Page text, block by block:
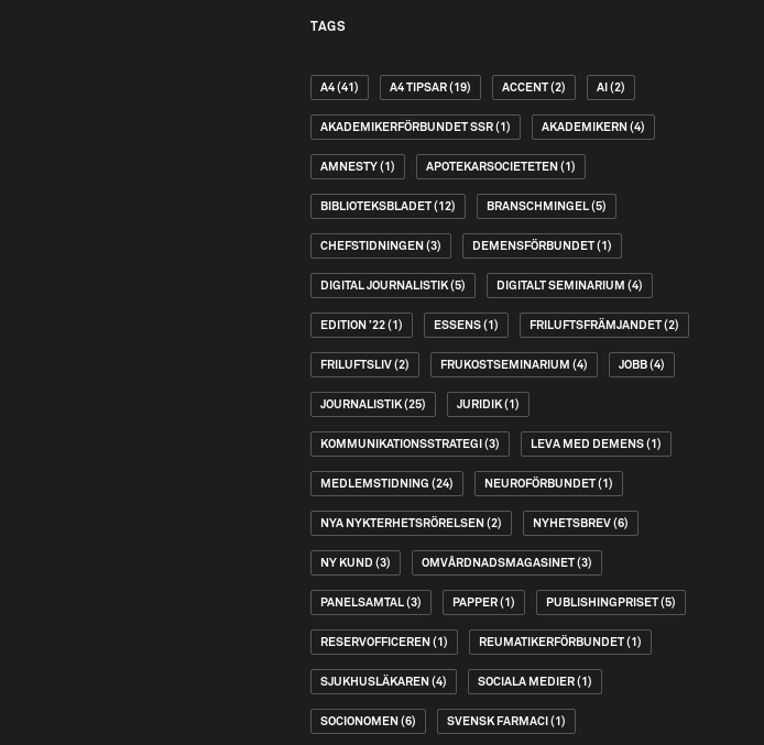
TAGS
A4(41) A4 TIPSAR(19) ACCENT(2) AI (2)
AKADEMIKERFÖRBUNDET SSR(1) AKADEMIKERN (4)
AMNESTY(1) APOTEKARSOCIETETEN (1)
BIBLIOTEKSBLADET(12) BRANSCHMINGEL(5)
CHEFSTIDNINGEN (3) DEMENSFÖRBUNDET(1)
DIGITAL JOURNALISTIK(5) DIGITALT SEMINARIUM (4)
EDITION ’22(1) ESSENS(1) FRILUFTSFRÄMJANDET(2)
FRILUFTSLIV(2) FRUKOSTSEMINARIUM (4) JOBB(4)
JOURNALISTIK(25) JURIDIK(1)
KOMMUNIKATIONSSTRATEGI (3) LEVA MED DEMENS(1)
MEDLEMSTIDNING (24) NEUROFÖRBUNDET(1)
NYA NYKTERHETSRÖRELSEN (2) NYHETSBREV(6)
NY KUND (3) OMVÅRDNADSMAGASINET(3)
PANELSAMTAL(3) PAPPER(1) PUBLISHINGPRISET(5)
RESERVOFFICEREN (1) REUMATIKERFÖRBUNDET(1)
SJUKHUSLÄKAREN (4) SOCIALA MEDIER(1)
SOCIONOMEN (6) SVENSK FARMACI (1)